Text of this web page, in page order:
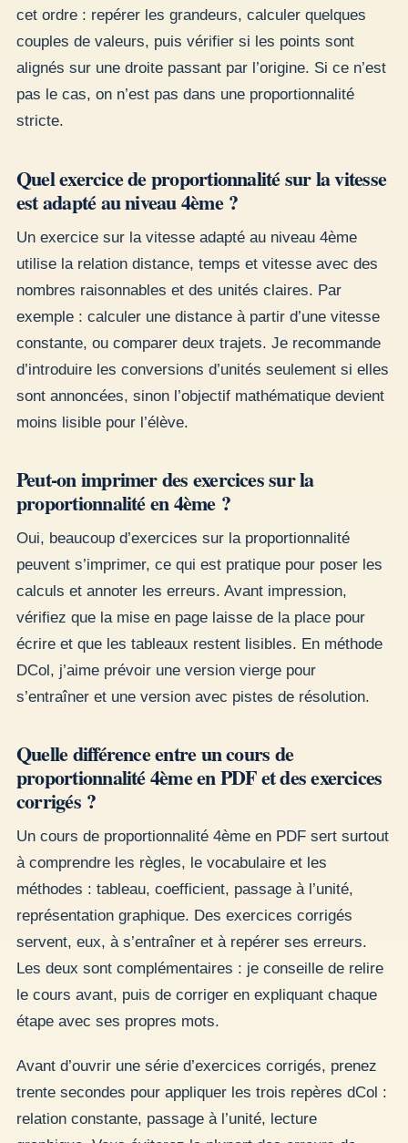
cet ordre : repérer les grandeurs, calculer quelques
couples de valeurs, puis vérifier si les points sont
alignés sur une droite passant par l’origine. Si ce n’est
pas le cas, on n’est pas dans une proportionnalité
stricte.
Quel exercice de proportionnalité sur la vitesse
est adapté au niveau 4ème ?
Un exercice sur la vitesse adapté au niveau 4ème
utilise la relation distance, temps et vitesse avec des
nombres raisonnables et des unités claires. Par
exemple : calculer une distance à partir d’une vitesse
constante, ou comparer deux trajets. Je recommande
d’introduire les conversions d’unités seulement si elles
sont annoncées, sinon l’objectif mathématique devient
moins lisible pour l’élève.
Peut-on imprimer des exercices sur la
proportionnalité en 4ème ?
Oui, beaucoup d’exercices sur la proportionnalité
peuvent s’imprimer, ce qui est pratique pour poser les
calculs et annoter les erreurs. Avant impression,
vérifiez que la mise en page laisse de la place pour
écrire et que les tableaux restent lisibles. En méthode
DCol, j’aime prévoir une version vierge pour
s’entraîner et une version avec pistes de résolution.
Quelle différence entre un cours de
proportionnalité 4ème en PDF et des exercices
corrigés ?
Un cours de proportionnalité 4ème en PDF sert surtout
à comprendre les règles, le vocabulaire et les
méthodes : tableau, coefficient, passage à l’unité,
représentation graphique. Des exercices corrigés
servent, eux, à s’entraîner et à repérer ses erreurs.
Les deux sont complémentaires : je conseille de relire
le cours avant, puis de corriger en expliquant chaque
étape avec ses propres mots.
Avant d’ouvrir une série d’exercices corrigés, prenez
trente secondes pour appliquer les trois repères dCol :
relation constante, passage à l’unité, lecture